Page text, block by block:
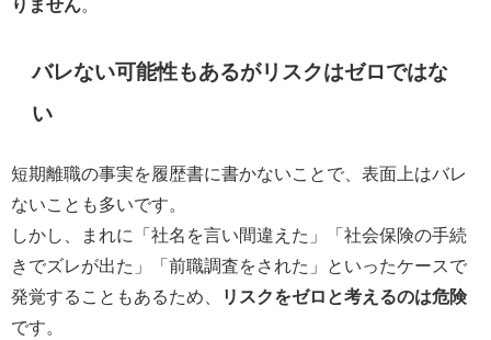
りません。
バレない可能性もあるがリスクはゼロではな
い
短期離職の事実を履歴書に書かないことで、表面上はバレ
ないことも多いです。
しかし、まれに「社名を言い間違えた」「社会保険の手続
きでズレが出た」「前職調査をされた」といったケースで
発覚することもあるため、
リスクをゼロと考えるのは危険
です。